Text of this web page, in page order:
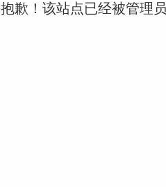
抱歉！该站点已经被管理